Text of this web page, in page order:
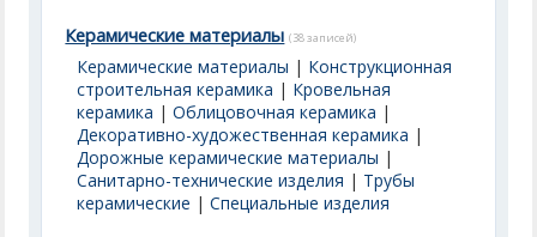
Керамические материалы (38 записей)
Керамические материалы | Конструкционная
строительная керамика | Кровельная
керамика |Облицовочная керамика |
Декоративно-художественная керамика |
Дорожные керамические материалы |
Санитарно-технические изделия | Трубы
керамические |Специальные изделия